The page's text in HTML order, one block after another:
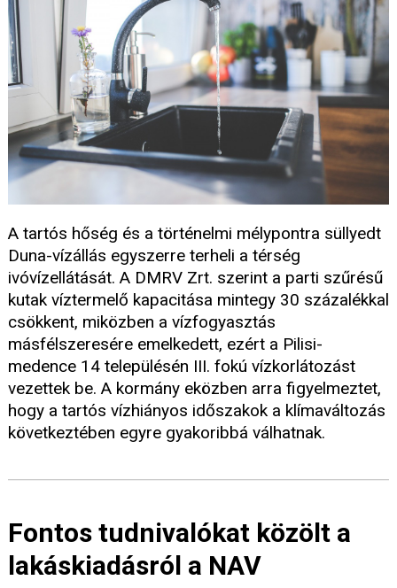
A tartós hőség és a történelmi mélypontra süllyedt
Duna-vízállás egyszerre terheli a térség
ivóvízellátását. A DMRV Zrt. szerint a parti szűrésű
kutak víztermelő kapacitása mintegy 30 százalékkal
csökkent, miközben a vízfogyasztás
másfélszeresére emelkedett, ezért a Pilisi-
medence 14 településén III. fokú vízkorlátozást
vezettek be. A kormány eközben arra figyelmeztet,
hogy a tartós vízhiányos időszakok a klímaváltozás
következtében egyre gyakoribbá válhatnak.
Fontos tudnivalókat közölt a
lakáskiadásról a NAV